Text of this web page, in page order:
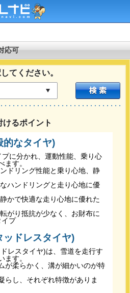
応可
てください。
るポイント
的なタイヤ)
に分かれ、運動性能、乗り心
ます。
ドリング性能と乗り心地、静
ハンドリングと走り心地に優
かで快適な走り心地に優れた
がり抵抗が少なく、お財布に
イプ
ッドレスタイヤ)
レスタイヤ)は、雪道を走行す
ます。
が柔らかく、溝が細かいのが特
らし、それぞれ特徴がありま